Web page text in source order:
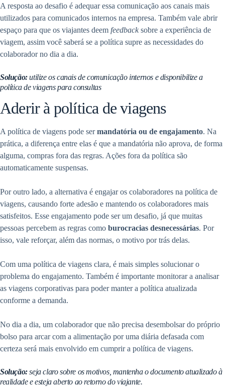
A resposta ao desafio é adequar essa comunicação aos canais mais
utilizados para comunicados internos na empresa. Também vale abrir
espaço para que os viajantes deem feedback sobre a experiência de
viagem, assim você saberá se a política supre as necessidades do
colaborador no dia a dia.
Solução:utilize os canais de comunicação internos e disponibilize a
política de viagens para consultas
Aderir à política de viagens
A política de viagens pode sermandatória ou de engajamento. Na
prática, a diferença entre elas é que a mandatória não aprova, de forma
alguma, compras fora das regras. Ações fora da política são
automaticamente suspensas.
Por outro lado, a alternativa é engajar os colaboradores na política de
viagens, causando forte adesão e mantendo os colaboradores mais
satisfeitos. Esse engajamento pode ser um desafio, já que muitas
pessoas percebem as regras como burocracias desnecessárias. Por
isso, vale reforçar, além das normas, o motivo por trás delas.
Com uma política de viagens clara, é mais simples solucionar o
problema do engajamento. Também é importante monitorar a analisar
as viagens corporativas para poder manter a política atualizada
conforme a demanda.
No dia a dia, um colaborador que não precisa desembolsar do próprio
bolso para arcar com a alimentação por uma diária defasada com
certeza será mais envolvido em cumprir a política de viagens.
Solução:seja claro sobre os motivos, mantenha o documento atualizado à
realidade e esteja aberto ao retorno do viajante.